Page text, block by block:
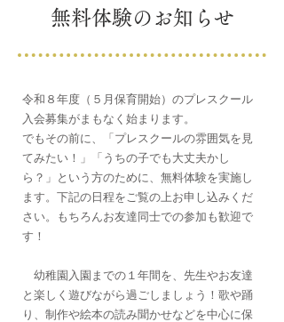
無料体験のお知らせ
令和８年度（５月保育開始）のプレスクール
入会募集がまもなく始まります。
でもその前に、「プレスクールの雰囲気を見
てみたい！」「うちの子でも大丈夫かし
ら？」という方のために、無料体験を実施し
ます。 下記の日程をご覧の上お申し込みくだ
さい。
もちろんお友達同士での参加も歓迎で
す！
幼稚園入園までの１年間を、先生やお友達
と楽しく遊びながら過ごしましょう！歌や踊
り、制作や絵本の読み聞かせなどを中心に保